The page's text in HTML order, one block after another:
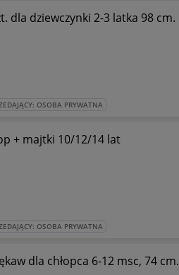
dla dziewczynki 2-3 latka 98 cm.
OSOBA PRYWATNA
+ majtki 10/12/14 lat
OSOBA PRYWATNA
dla chłopca 6-12 msc, 74 cm.